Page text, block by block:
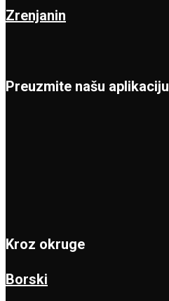
Zrenjanin
Preuzmite našu aplikaciju
Kroz okruge
Borski